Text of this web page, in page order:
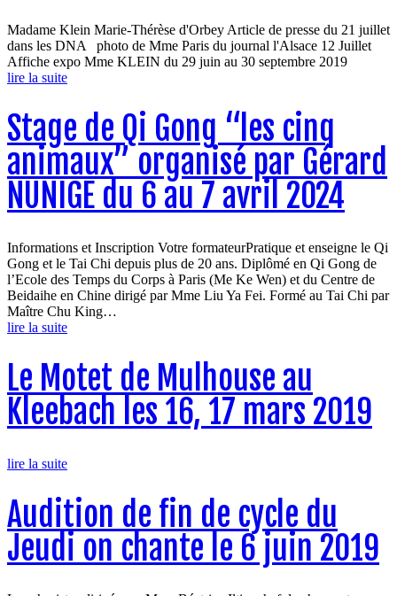
Madame Klein Marie-Thérèse d'Orbey Article de presse du 21 juillet
dans les DNA photo de Mme Paris du journal l'Alsace 12 Juillet
Affiche expo Mme KLEIN du 29 juin au 30 septembre 2019
lire la suite
Stage de Qi Gong “les cinq
animaux” organisé par Gérard
NUNIGE du 6 au 7 avril 2024
Informations et Inscription Votre formateurPratique et enseigne le Qi
Gong et le Tai Chi depuis plus de 20 ans. Diplômé en Qi Gong de
l’Ecole des Temps du Corps à Paris (Me Ke Wen) et du Centre de
Beidaihe en Chine dirigé par Mme Liu Ya Fei. Formé au Tai Chi par
Maître Chu King…
lire la suite
Le Motet de Mulhouse au
Kleebach les 16, 17 mars 2019
lire la suite
Audition de fin de cycle du
Jeudi on chante le 6 juin 2019